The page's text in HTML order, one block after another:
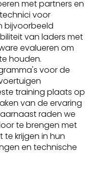
met partners en
voor
bijvoorbeeld
van laders met
evalueren om
houden.
voor de
training plaats op
van de ervaring
raden we
te brengen met
te krijgen in hun
en technische